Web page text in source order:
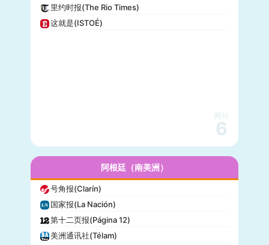
财富(Fortune)
纽约每日新闻(New York Daily News)
迈阿密先驱报(Miami Herald)
里约时报(The Rio Times)
这就是(ISTOÉ)
网站
6
阿根廷（南美洲）
号角报(Clarín)
国家报(La Nación)
第十二页报(Página 12)
美洲通讯社(Télam)